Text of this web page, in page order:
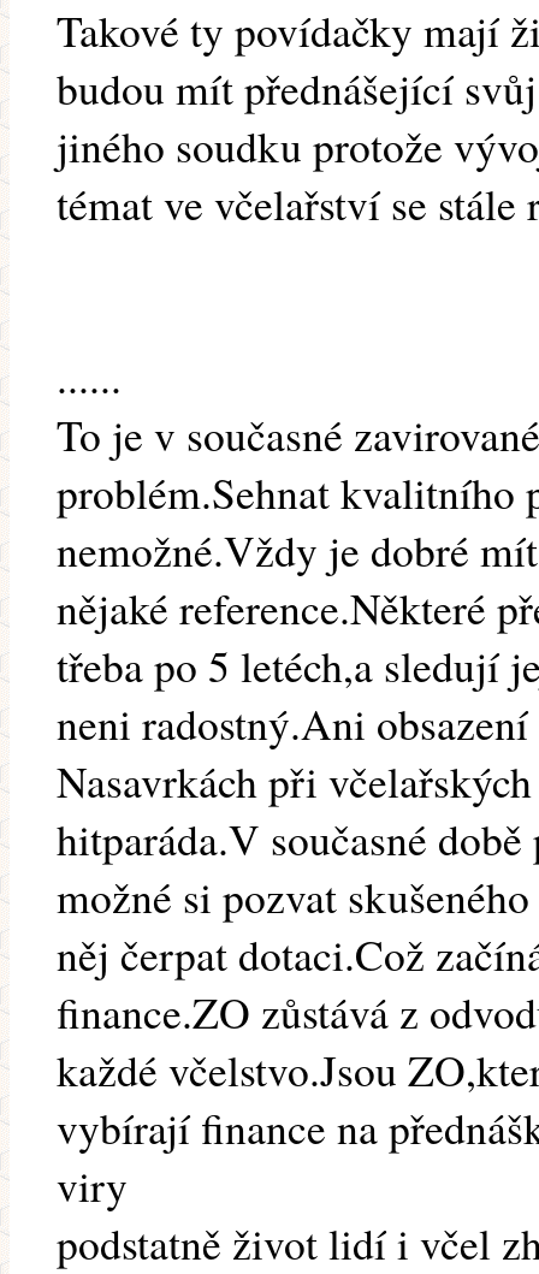
Takové ty povídačky mají
budou mít přednášející
jiného soudku protože
témat ve včelařství se
......
To je v současné
problém.Sehnat kvalitního
nemožné.Vždy je dobré
nějaké reference.Některé
třeba po 5 letéch,a sledují
neni radostný.Ani
Nasavrkách při
hitparáda.V současné
možné si pozvat
něj čerpat dotaci.Což
finance.ZO zůstává z
každé včelstvo.Jsou
vybírají finance na
viry
podstatně život lidí i včel